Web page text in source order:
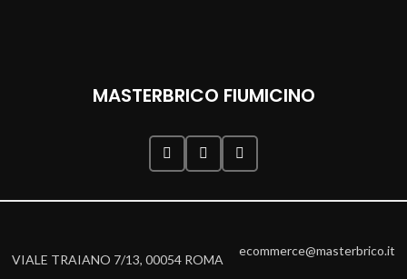
MASTERBRICO FIUMICINO
VIALE TRAIANO 7/13, 00054 ROMA
ecommerce@masterbrico.it